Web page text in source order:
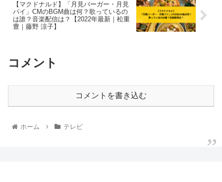
【マクドナルド】「月見バーガー・月見
パイ」CMのBGM曲は何？歌っているの
は誰？音楽配信は？【2022年最新｜松重
豊｜藤野 涼子】
コメント
コメントを書き込む
ホーム テレビ